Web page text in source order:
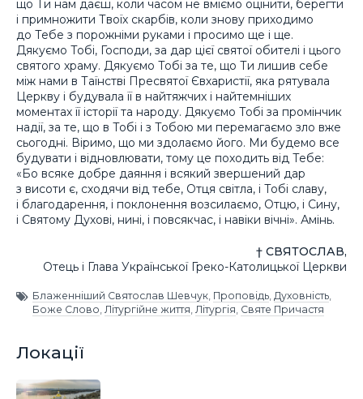
що Ти нам даєш, коли часом не вміємо оцінити, берегти
і примножити Твоїх скарбів, коли знову приходимо
до Тебе з порожніми руками і просимо ще і ще.
Дякуємо Тобі, Господи, за дар цієї святої обителі і цього
святого храму. Дякуємо Тобі за те, що Ти лишив себе
між нами в Таїнстві Пресвятої Євхаристії, яка рятувала
Церкву і будувала її в найтяжчих і найтемніших
моментах її історії та народу. Дякуємо Тобі за промінчик
надії, за те, що в Тобі і з Тобою ми перемагаємо зло вже
сьогодні. Віримо, що ми здолаємо його. Ми будемо все
будувати і відновлювати, тому це походить від Тебе:
«Бо всяке добре даяння і всякий звершений дар
з висоти є, сходячи від тебе, Отця світла, і Тобі славу,
і благодарення, і поклонення возсилаємо, Отцю, і Сину,
і Святому Духові, нині, і повсякчас, і навіки вічні». Амінь.
† СВЯТОСЛАВ,
Отець і Глава Української Греко-Католицької Церкви
Блаженніший Святослав Шевчук, Проповідь, Духовність,
Боже Слово, Літургійне життя, Літургія, Святе Причастя
Локації